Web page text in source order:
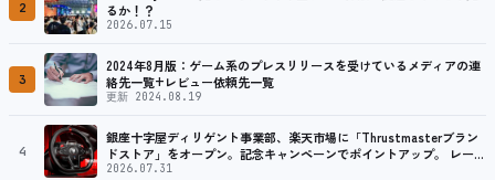
2
るか！？
2026.07.15
3
2024年8月版：ゲーム系のプレスリリースを受けているメディアの連
絡先一覧+レビュー依頼先一覧
更新 2024.08.19
4
銀座十字屋ディリゲント事業部、楽天市場に「Thrustmasterブラン
ドストア」をオープン。記念キャンペーンでポイントアップ。 レーシ
ング／フライトシム向けコントローラーを中心に、幅広くラインナッ
2026.07.31